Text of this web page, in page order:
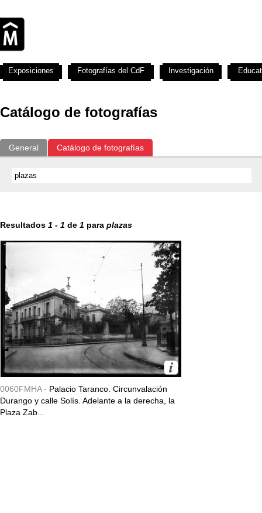
Catálogo de fotografías
General Catálogo de fotografías
Resultados 1 - 1 de 1 para plazas
0060FMHA - Palacio Taranco. Circunvalación
Durango y calle Solís. Adelante a la derecha, la
Plaza Zab...
Exposiciones Fotografías del CdF Investigación